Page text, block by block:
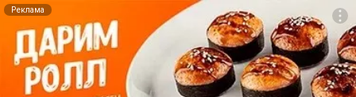
Реклама